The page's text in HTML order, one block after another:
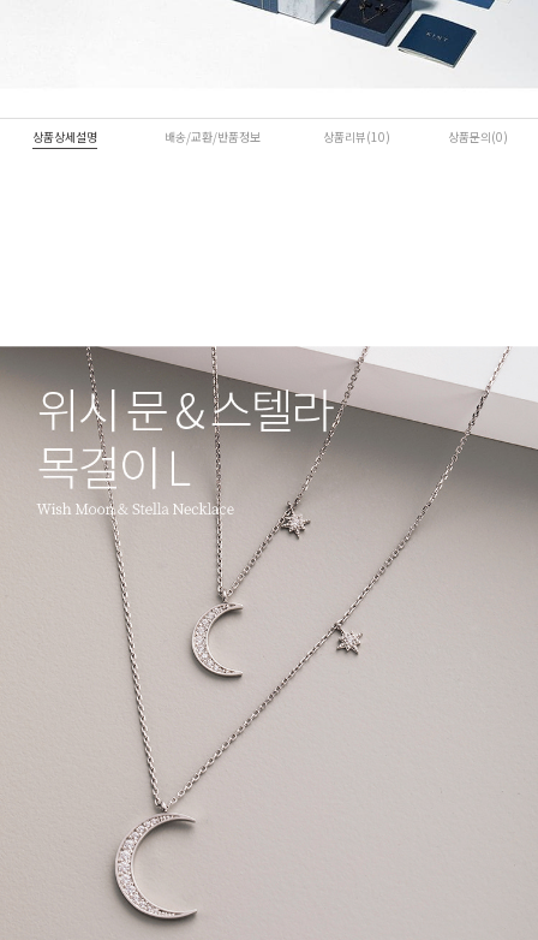
상품상세설명 배송/교환/반품정보 상품리뷰(10) 상품문의(0)